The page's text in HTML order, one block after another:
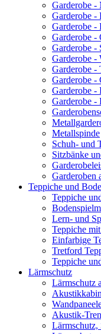
Garderobe -
Garderobe -
Garderobe -
Garderobe -
Garderobe -
Garderobe -
Garderobe -
Garderobe -
Garderobe -
Garderobe -
Metallspinde
Schuh- und
Sitzbänke
Garderoben
Teppiche und
Teppiche
Lern- und
Teppiche
Einfarbige
Tretford
Teppiche
Lärmschutz
Lärmschutz
Akustik-
Lärmschutz,